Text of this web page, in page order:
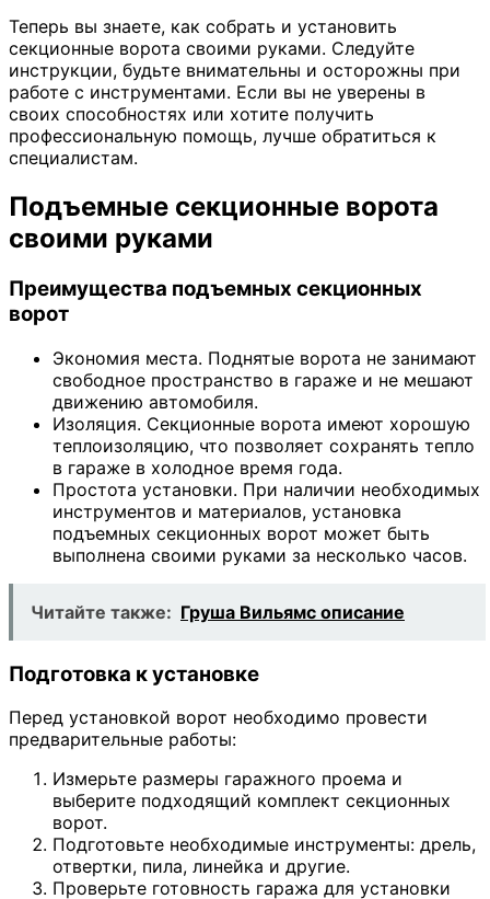
Теперь вы знаете, как собрать и установить
секционные ворота своими руками. Следуйте
инструкции, будьте внимательны и осторожны при
работе с инструментами. Если вы не уверены в
своих способностях или хотите получить
профессиональную помощь, лучше обратиться к
специалистам.
Подъемные секционные ворота
своими руками
Преимущества подъемных секционных
ворот
Экономия места. Поднятые ворота не занимают
свободное пространство в гараже и не мешают
движению автомобиля.
Изоляция. Секционные ворота имеют хорошую
теплоизоляцию, что позволяет сохранять тепло
в гараже в холодное время года.
Простота установки. При наличии необходимых
инструментов и материалов, установка
подъемных секционных ворот может быть
выполнена своими руками за несколько часов.
Читайте также: Груша Вильямс описание
Подготовка к установке
Перед установкой ворот необходимо провести
предварительные работы:
Измерьте размеры гаражного проема и
выберите подходящий комплект секционных
ворот.
Подготовьте необходимые инструменты: дрель,
отвертки, пила, линейка и другие.
Проверьте готовность гаража для установки